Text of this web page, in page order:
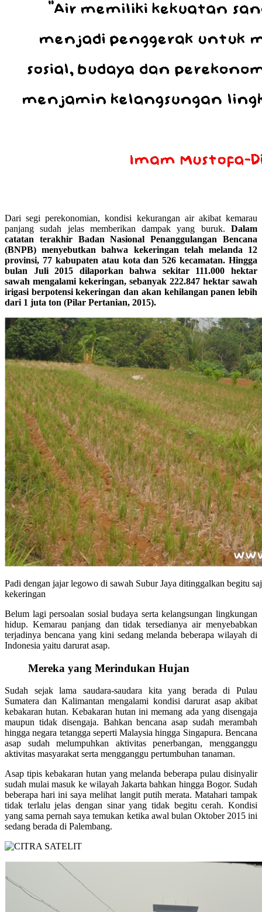
Dari segi perekonomian, kondisi kekurangan air akibat kemarau
panjang sudah jelas memberikan dampak yang buruk. Dalam
catatan terakhir Badan Nasional Penanggulangan Bencana
(BNPB) menyebutkan bahwa kekeringan telah melanda 12
provinsi, 77 kabupaten atau kota dan 526 kecamatan. Hingga
bulan Juli 2015 dilaporkan bahwa sekitar 111.000 hektar
sawah mengalami kekeringan, sebanyak 222.847 hektar sawah
irigasi berpotensi kekeringan dan akan kehilangan panen lebih
dari 1 juta ton (Pilar Pertanian, 2015).
Padi dengan jajar legowo di sawah Subur Jaya ditinggalkan begitu
kekeringan
Belum lagi persoalan sosial budaya serta kelangsungan lingkungan
hidup. Kemarau panjang dan tidak tersedianya air menyebabkan
terjadinya bencana yang kini sedang melanda beberapa wilayah di
Indonesia yaitu darurat asap.
Mereka yang Merindukan Hujan
Sudah sejak lama saudara-saudara kita yang berada di Pulau
Sumatera dan Kalimantan mengalami kondisi darurat asap akibat
kebakaran hutan. Kebakaran hutan ini memang ada yang disengaja
maupun tidak disengaja. Bahkan bencana asap sudah merambah
hingga negara tetangga seperti Malaysia hingga Singapura. Bencana
asap sudah melumpuhkan aktivitas penerbangan, mengganggu
aktivitas masyarakat serta mengganggu pertumbuhan tanaman.
Asap tipis kebakaran hutan yang melanda beberapa pulau disinyalir
sudah mulai masuk ke wilayah Jakarta bahkan hingga Bogor. Sudah
beberapa hari ini saya melihat langit putih merata. Matahari tampak
tidak terlalu jelas dengan sinar yang tidak begitu cerah. Kondisi
yang sama pernah saya temukan ketika awal bulan Oktober 2015 ini
sedang berada di Palembang.